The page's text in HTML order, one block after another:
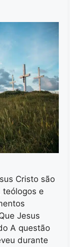
Cristo são
teólogos e
Jesus
A questão
durante